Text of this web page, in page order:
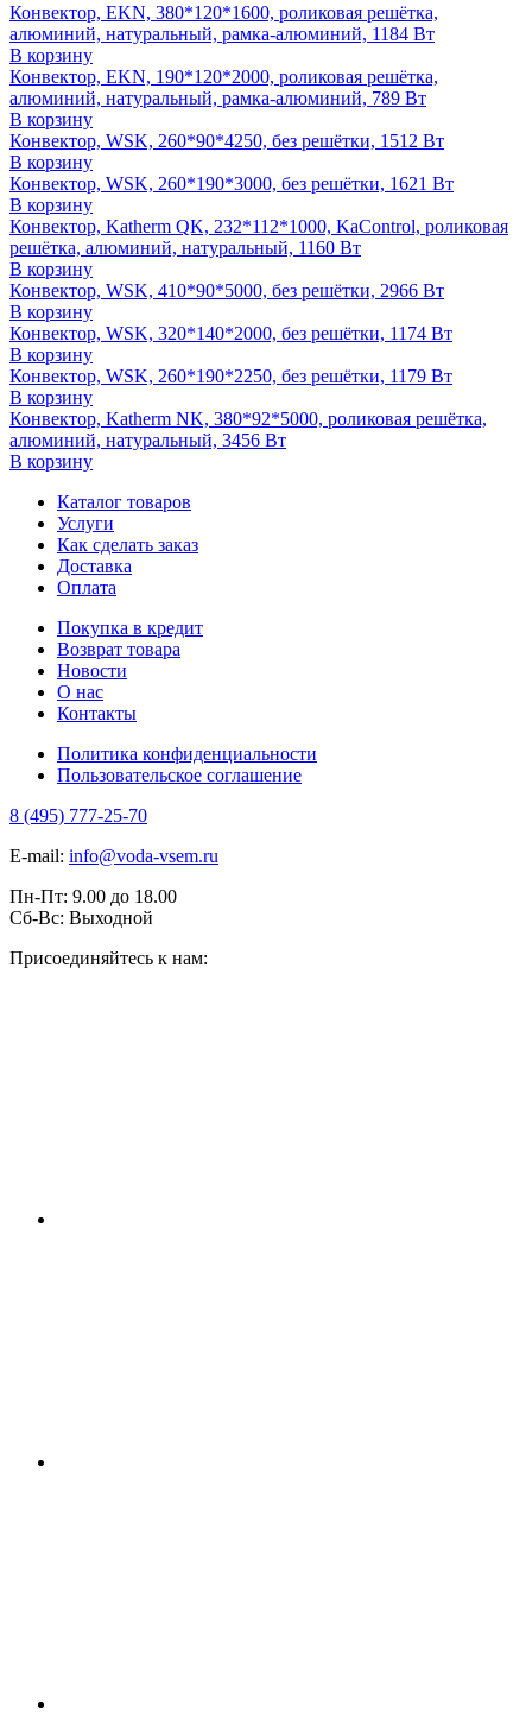
Конвектор, EKN, 380*120*1600, роликовая решётка,
алюминий, натуральный, рамка-алюминий, 1184 Вт
В корзину
Конвектор, EKN, 190*120*2000, роликовая решётка,
алюминий, натуральный, рамка-алюминий, 789 Вт
В корзину
Конвектор, WSK, 260*90*4250, без решётки, 1512 Вт
В корзину
Конвектор, WSK, 260*190*3000, без решётки, 1621 Вт
В корзину
Конвектор, Katherm QK, 232*112*1000, KaControl, роликовая
решётка, алюминий, натуральный, 1160 Вт
В корзину
Конвектор, WSK, 410*90*5000, без решётки, 2966 Вт
В корзину
Конвектор, WSK, 320*140*2000, без решётки, 1174 Вт
В корзину
Конвектор, WSK, 260*190*2250, без решётки, 1179 Вт
В корзину
Конвектор, Katherm NK, 380*92*5000, роликовая решётка,
алюминий, натуральный, 3456 Вт
В корзину
Каталог товаров
Услуги
Как сделать заказ
Доставка
Оплата
Покупка в кредит
Возврат товара
Новости
О нас
Контакты
Политика конфиденциальности
Пользовательское соглашение
8 (495) 777-25-70
E-mail: info@voda-vsem.ru
Пн-Пт: 9.00 до 18.00
Сб-Вс: Выходной
Присоединяйтесь к нам: